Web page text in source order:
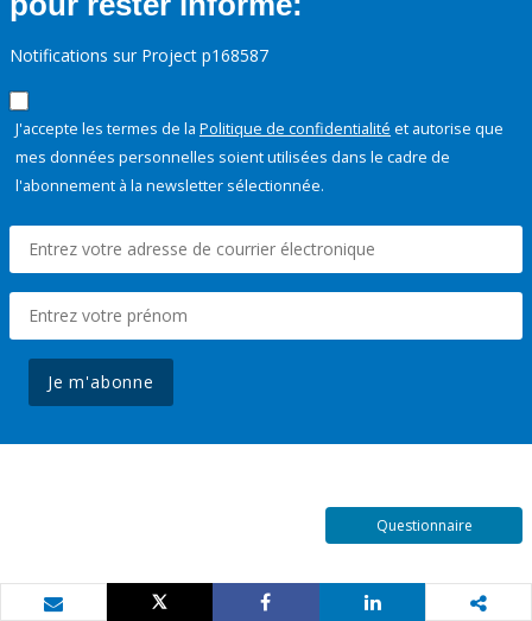
Notifications sur Project p168587
J'accepte les termes de la Politique de confidentialité et autorise que
mes données personnelles soient utilisées dans le cadre de
l'abonnement à la newsletter sélectionnée.
Je m'abonne
Questionnaire